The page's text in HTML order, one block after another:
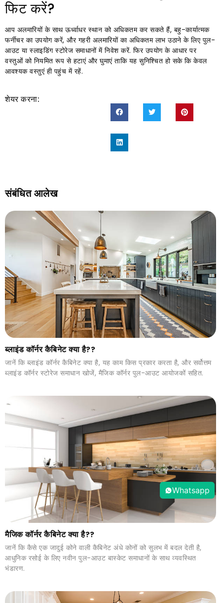
फिट करें?
आप अलमारियों के साथ ऊर्ध्वाधर स्थान को अधिकतम कर सकते हैं, बहु-कार्यात्मक
फर्नीचर का उपयोग करें, और गहरी अलमारियों का अधिकतम लाभ उठाने के लिए पुल-
आउट या स्लाइडिंग स्टोरेज समाधानों में निवेश करें. फिर उपयोग के आधार पर
वस्तुओं को नियमित रूप से हटाएं और घुमाएं ताकि यह सुनिश्चित हो सके कि केवल
आवश्यक वस्तुएं ही पहुंच में रहें.
शेयर करना:
संबंधित आलेख
ब्लाइंड कॉर्नर कैबिनेट क्या है??
जानें कि ब्लाइंड कॉर्नर कैबिनेट क्या है, यह काम किस प्रकार करता है, और सर्वोत्तम
ब्लाइंड कॉर्नर स्टोरेज समाधान खोजें, मैजिक कॉर्नर पुल-आउट आयोजकों सहित.
मैजिक कॉर्नर कैबिनेट क्या है??
जानें कि कैसे एक जादुई कोने वाली कैबिनेट अंधे कोनों को सुलभ में बदल देती है,
आधुनिक रसोई के लिए नवीन पुल-आउट बास्केट समाधानों के साथ व्यवस्थित
भंडारण.
Whatsapp